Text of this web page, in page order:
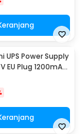
UPS Power Supply
EU Plug 1200mAh